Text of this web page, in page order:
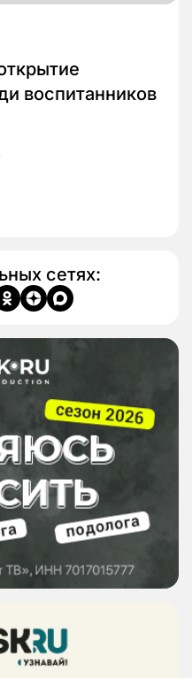
воспитанников
сетях: